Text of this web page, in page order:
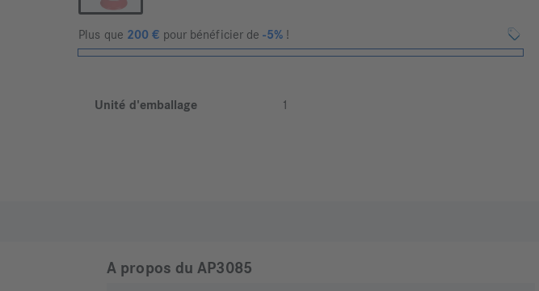
Plus que 200 € pour bénéficier de-5%!
Unité d'emballage 1
A propos du AP3085